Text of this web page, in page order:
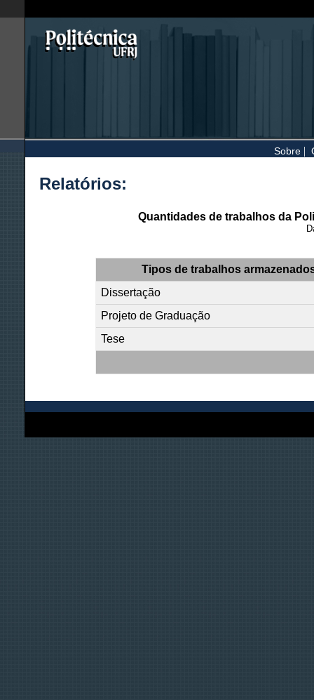
Sobre |
Relatórios:
Quantidades de trabalhos da
Tipos de trabalhos
Dissertação
Projeto de Graduação
Tese